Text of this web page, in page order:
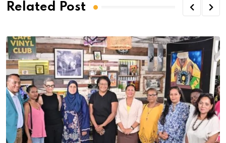
Related Post